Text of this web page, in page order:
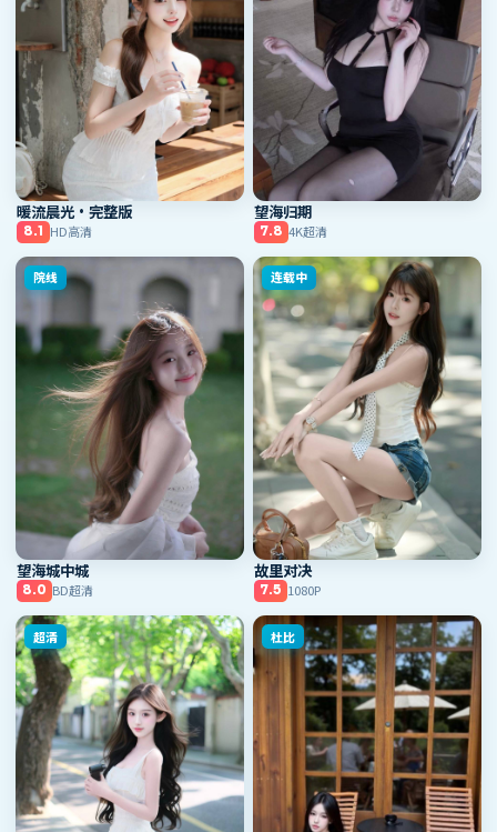
暖流晨光·完整版
8.1 HD高清
望海归期
7.8 4K超清
院线
望海城中城
8.0 BD超清
连载中
故里对决
7.5 1080P
超清 杜比